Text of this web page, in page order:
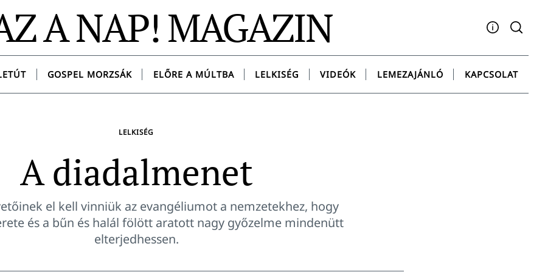
A NAP! MAGAZIN
Facebook
YouTubeInstagram
TwitterSpotify
GOSPEL MORZSÁK ELŐRE A MÚLTBA LELKISÉG VIDEÓK LEMEZAJÁNLÓ KAPCSOLAT
LELKISÉG
A diadalmenet
el kell vinniük az evangéliumot a nemzetekhez, hogy
és a bűn és halál fölött aratott nagy győzelme mindenütt
elterjedhessen.